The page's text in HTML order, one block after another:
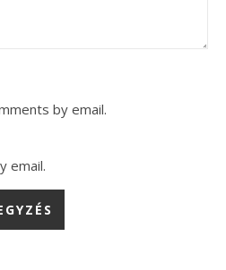
by email.
email.